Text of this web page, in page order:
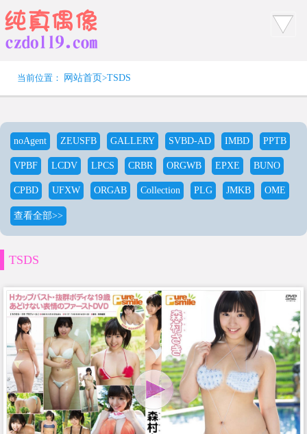
当前位置： 网站首页>TSDS
noAgent ZEUSFB GALLERY SVBD-AD IMBD PPTB
VPBF LCDV LPCS CRBR ORGWB EPXE BUNO
CPBD UFXW ORGAB Collection PLG JMKB OME
查看全部>>
TSDS